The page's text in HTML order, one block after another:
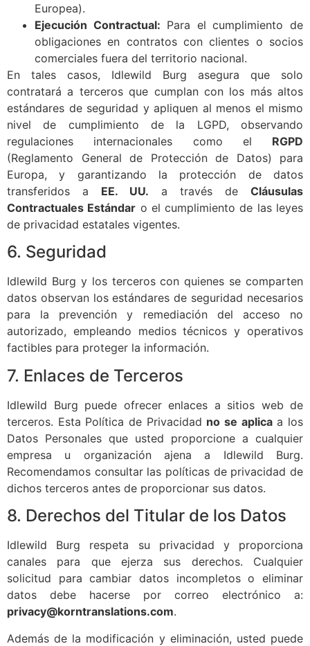
Europea).
Ejecución Contractual: Para el cumplimiento de
obligaciones en contratos con clientes o socios
comerciales fuera del territorio nacional.
En tales casos, Idlewild Burg asegura que solo
contratará a terceros que cumplan con los más altos
estándares de seguridad y apliquen al menos el mismo
nivel de cumplimiento de la LGPD, observando
regulaciones internacionales como el RGPD
(Reglamento General de Protección de Datos) para
Europa, y garantizando la protección de datos
transferidos a EE. UU. a través de Cláusulas
Contractuales Estándar o el cumplimiento de las leyes
de privacidad estatales vigentes.
6. Seguridad
Idlewild Burg y los terceros con quienes se comparten
datos observan los estándares de seguridad necesarios
para la prevención y remediación del acceso no
autorizado, empleando medios técnicos y operativos
factibles para proteger la información.
7. Enlaces de Terceros
Idlewild Burg puede ofrecer enlaces a sitios web de
terceros. Esta Política de Privacidad no se aplicaa los
Datos Personales que usted proporcione a cualquier
empresa u organización ajena a Idlewild Burg.
Recomendamos consultar las políticas de privacidad de
dichos terceros antes de proporcionar sus datos.
8. Derechos del Titular de los Datos
Idlewild Burg respeta su privacidad y proporciona
canales para que ejerza sus derechos. Cualquier
solicitud para cambiar datos incompletos o eliminar
datos debe hacerse por correo electrónico a:
privacy@korntranslations.com.
Además de la modificación y eliminación, usted puede